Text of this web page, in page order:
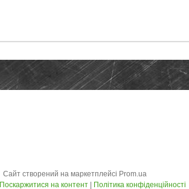
Сайт створений на маркетплейсі Prom.ua
Поскаржитися на контент Політика конфіденційності